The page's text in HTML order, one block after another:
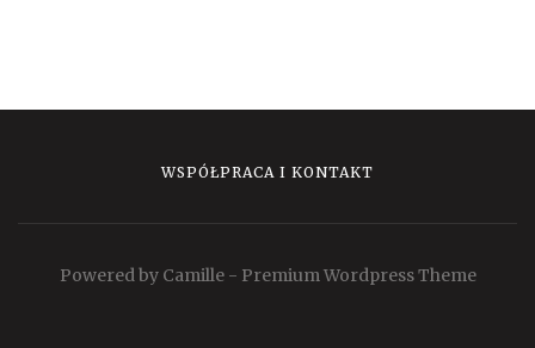
WSPÓŁPRACA I KONTAKT
Powered by Camille - Premium Wordpress Theme